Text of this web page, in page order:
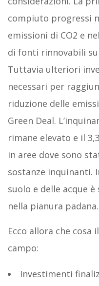
compiuto progressi
emissioni di CO2 e
di fonti rinnovabili
Tuttavia ulteriori
necessari per
riduzione delle
Green Deal.
rimane elevato e il
in aree dove sono
sostanze inquinanti.
suolo e delle acque
nella pianura padana.
Ecco allora che cosa
campo:
Investimenti